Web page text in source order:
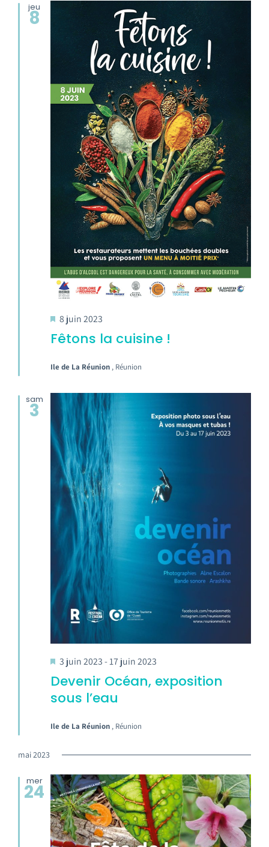
jeu
8
8 juin 2023
Fêtons la cuisine !
Ile de La Réunion , Réunion
sam
3
3 juin 2023-17 juin 2023
Devenir Océan, exposition
sous l’eau
Ile de La Réunion , Réunion
mai 2023
mer
24